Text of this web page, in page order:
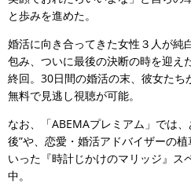
と歩みを進めた。
婚活に向き合ってきた女性３人が純
包み、ついに最後の決断の時を迎え
終回。30日間の婚活の末、彼女た
無料で見逃し視聴が可能。
なお、「ABEMAプレミアム」では
後”や、恋愛・婚活アドバイザーの
いった『時計じかけのマリッジ』ス
中。